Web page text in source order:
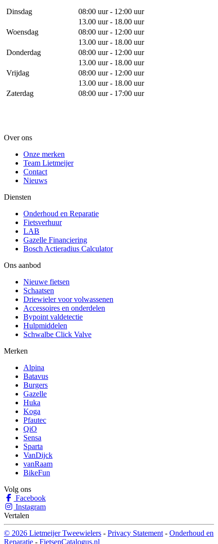
Dinsdag
08:00 uur - 12:00 uur
13.00 uur - 18.00 uur
Woensdag
08:00 uur - 12:00 uur
13.00 uur - 18.00 uur
Donderdag
08:00 uur - 12:00 uur
13.00 uur - 18.00 uur
Vrijdag
08:00 uur - 12:00 uur
13.00 uur - 18.00 uur
Zaterdag
08:00 uur - 17:00 uur
Over ons
Onze merken
Team Lietmeijer
Contact
Nieuws
Diensten
Onderhoud en Reparatie
Fietsverhuur
LAB
Gazelle Financiering
Bosch Actieradius Calculator
Ons aanbod
Nieuwe fietsen
Schaatsen
Driewieler voor volwassenen
Accessoires en onderdelen
Bypoint valdetectie
Hulpmiddelen
Schwalbe Click Valve
Merken
Alpina
Batavus
Burgers
Gazelle
Huka
Koga
Pfautec
QiO
Sensa
Sparta
VanDijck
vanRaam
BikeFun
Volg ons
Facebook
Instagram
Vertalen
© 2026 Lietmeijer Tweewielers - Privacy Statement - Onderhoud en
Reparatie - FietsenCatalogus.nl